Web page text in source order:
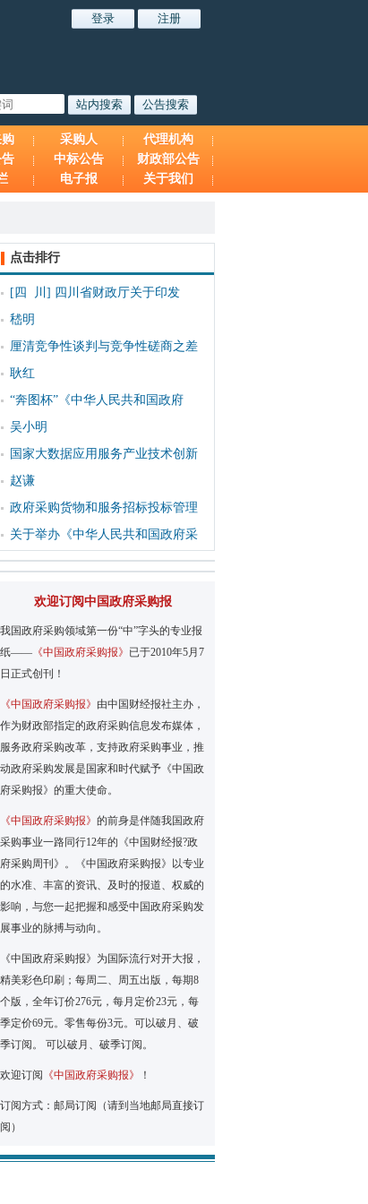
采购人
代理机构
中标公告
财政部公告
电子报 关于我们
点击排行
[四 川] 四川省财政厅关于印发
嵇明
厘清竞争性谈判与竞争性磋商之差
耿红
“奔图杯”《中华人民共和国政府
吴小明
国家大数据应用服务产业技术创新
赵谦
政府采购货物和服务招标投标管理
关于举办《中华人民共和国政府采
欢迎订阅中国政府采购报
我国政府采购领域第一份“中”字头的专业报
纸—— 《中国政府采购报》 已于2010年5月7
日正式创刊！
《中国政府采购报》 由中国财经报社主办，
作为财政部指定的政府采购信息发布媒体，
服务政府采购改革，支持政府采购事业，推
动政府采购发展是国家和时代赋予《中国政
府采购报》的重大使命。
《中国政府采购报》 的前身是伴随我国政府
采购事业一路同行12年的《中国财经报?政
府采购周刊》。《中国政府采购报》以专业
的水准、丰富的资讯、及时的报道、权威的
影响，与您一起把握和感受中国政府采购发
展事业的脉搏与动向。
《中国政府采购报》为国际流行对开大报，
精美彩色印刷；每周二、周五出版，每期8
个版，全年订价276元，每月定价23元，每
季定价69元。零售每份3元。可以破月、破
季订阅。 可以破月、破季订阅。
欢迎订阅 《中国政府采购报》 ！
订阅方式：邮局订阅（请到当地邮局直接订
阅）